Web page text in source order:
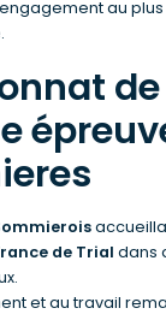
au
de
de Trial dans
et au travail